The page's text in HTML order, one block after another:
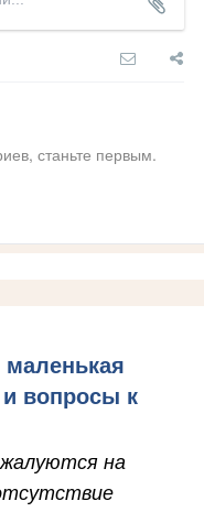
станьте первым.
маленькая
вопросы к
на